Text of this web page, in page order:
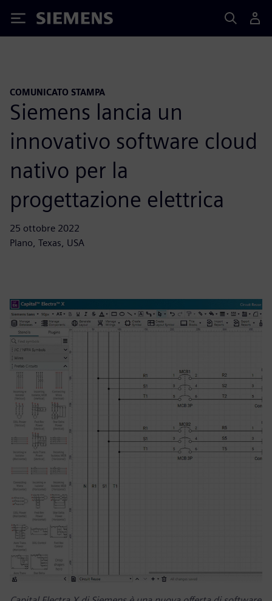
Siemens
COMUNICATO STAMPA
Siemens lancia un
innovativo software cloud
nativo per la
progettazione elettrica
25 ottobre 2022
Plano, Texas, USA